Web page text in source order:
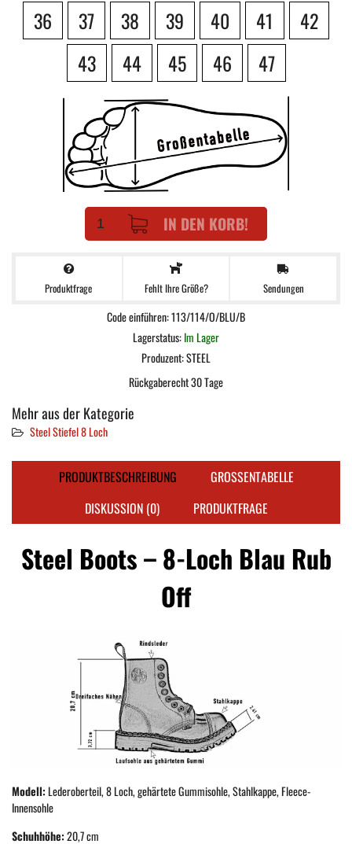
36 37 38 39 40 41
42
43
44 45 46 47
IN DEN KORB!
Produktfrage Fehlt Ihre Größe? Sendungen
Code einführen: 113/114/O/BLU/B
Lagerstatus:Im Lager
Produzent:STEEL
Rückgaberecht 30 Tage
Mehr aus der Kategorie
Steel Stiefel 8 Loch
PRODUKTBESCHREIBUNG
GROSSENTABELLE
DISKUSSION (0)
PRODUKTFRAGE
Steel Boots – 8-Loch Blau Rub
Off
Modell:Lederoberteil, 8 Loch, gehärtete Gummisohle, Stahlkappe, Fleece-
Innensohle
Schuhhöhe:20,7 cm